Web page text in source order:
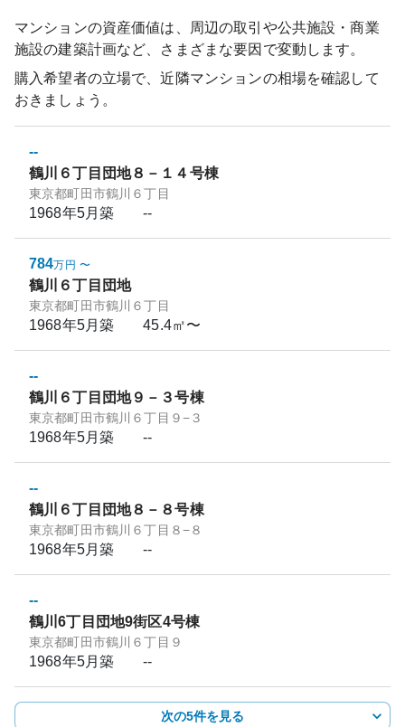
マンションの資産価値は、周辺の取引や公共施設・商業
施設の建築計画など、さまざまな要因で変動します。
購入希望者の立場で、近隣マンションの相場を確認して
おきましょう。
--
鶴川６丁目団地８－１４号棟
東京都町田市鶴川６丁目
1968年5月築 --
784万円 〜
鶴川６丁目団地
東京都町田市鶴川６丁目
1968年5月築 45.4㎡〜
--
鶴川６丁目団地９－３号棟
東京都町田市鶴川６丁目９−３
1968年5月築 --
--
鶴川６丁目団地８－８号棟
東京都町田市鶴川６丁目８−８
1968年5月築 --
--
鶴川6丁目団地9街区4号棟
東京都町田市鶴川６丁目９
1968年5月築 --
次の5件を見る